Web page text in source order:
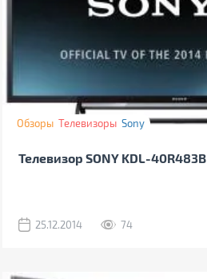
Обзоры Телевизоры Sony
Телевизор SONY KDL-40R483B
25.12.2014 74